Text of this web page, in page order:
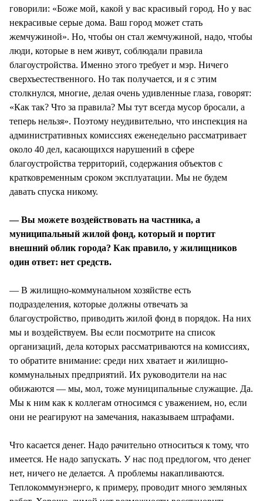
говорили: «Боже мой, какой у вас красивый город. Но у вас
некрасивые серые дома. Ваш город может стать
жемчужиной». Но, чтобы он стал жемчужиной, надо, чтобы
люди, которые в нем живут, соблюдали правила
благоустройства. Именно этого требует и мэр. Ничего
сверхъестественного. Но так получается, и я с этим
столкнулся, многие, делая очень удивленные глаза, говорят:
«Как так? Что за правила? Мы тут всегда мусор бросали, а
теперь нельзя». Поэтому неудивительно, что инспекция на
административных комиссиях еженедельно рассматривает
около 40 дел, касающихся нарушений в сфере
благоустройства территорий, содержания объектов с
кратковременным сроком эксплуатации. Мы не будем
давать спуска никому.
— Вы можете воздействовать на частника, а
муниципальный жилой фонд, который и портит
внешний облик города? Как правило, у жилищников
один ответ: нет средств.
— В жилищно-коммунальном хозяйстве есть
подразделения, которые должны отвечать за
благоустройство, приводить жилой фонд в порядок. На них
мы и воздействуем. Вы если посмотрите на список
организаций, дела которых рассматриваются на комиссиях,
то обратите внимание: среди них хватает и жилищно-
коммунальных предприятий. Их руководители на нас
обижаются — мы, мол, тоже муниципальные служащие. Да.
Мы к ним как к коллегам относимся с уважением, но, если
они не реагируют на замечания, наказываем штрафами.
Что касается денег. Надо рачительно относиться к тому, что
имеется. Не надо запускать. У нас под предлогом, что денег
нет, ничего не делается. А проблемы накапливаются.
Теплокоммунэнерго, к примеру, проводит много земляных